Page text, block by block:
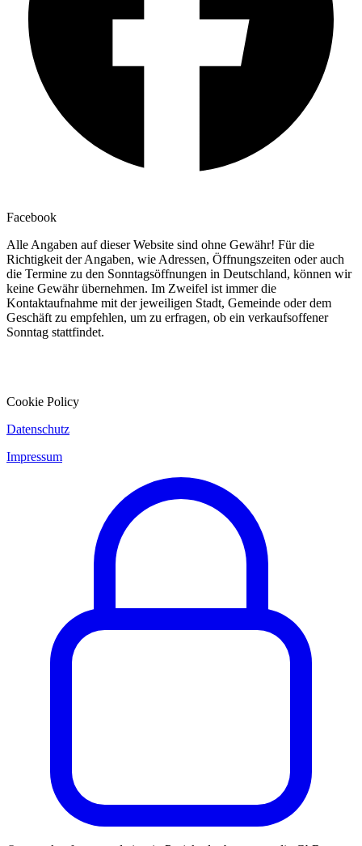
Facebook
Alle Angaben auf dieser Website sind ohne Gewähr! Für die
Richtigkeit der Angaben, wie Adressen, Öffnungszeiten oder auch
die Termine zu den Sonntagsöffnungen in Deutschland, können wir
keine Gewähr übernehmen. Im Zweifel ist immer die
Kontaktaufnahme mit der jeweiligen Stadt, Gemeinde oder dem
Geschäft zu empfehlen, um zu erfragen, ob ein verkaufsoffener
Sonntag stattfindet.
Cookie Policy
Datenschutz
Impressum